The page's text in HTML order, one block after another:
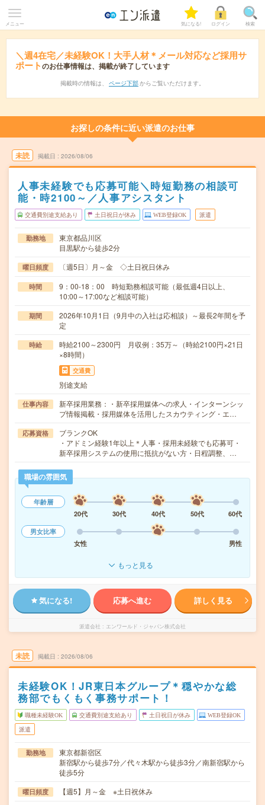
メニュー 気になる! ログイン 検索
＼週4在宅／未経験OK！大手人材＊メール対応など採用サ
ポートのお仕事情報は、掲載が終了しています
掲載時の情報は、 ページ下部 からご覧いただけます。
お探しの条件に近い派遣のお仕事
未読 掲載日 2026/08/06
人事未経験でも応募可能＼時短勤務の相談可
能・時2100～／人事アシスタント
交通費別途支給あり 土日祝日が休み WEB登録OK 派遣
勤務地
東京都品川区
目黒駅から徒歩2分
曜日頻度 〔週5日〕月～金 ◇土日祝日休み
時間
9：00-18：00 時短勤務相談可能（最低週4日以上、
10:00～17:00など相談可能）
期間
2026年10月1日（9月中の入社は応相談）～最長2年間を予
定
時給
時給2100～2300円 月収例：35万～（時給2100円×21日
×8時間）
交通費
別途支給
仕事内容
新卒採用業務：・新卒採用媒体への求人・インターンシッ
プ情報掲載・採用媒体を活用したスカウティング・エ…
応募資格
ブランクOK
・アドミン経験1年以上＊人事・採用未経験でも応募可・
新卒採用システムの使用に抵抗がない方・日程調整、…
職場の雰囲気
年齢層
20代
30代 40代 50代
60代
男女比率
女性
男性
もっと見る
気になる! 応募へ進む 詳しく見る
派遣会社 エンワールド・ジャパン株式会社
未読 掲載日 2026/08/06
未経験OK！JR東日本グループ＊穏やかな総
務部でもくもく事務サポート！
職種未経験OK 交通費別途支給あり 土日祝日が休み WEB登録OK
派遣
勤務地
東京都新宿区
新宿駅から徒歩7分／代々木駅から徒歩3分／南新宿駅から
徒歩5分
曜日頻度 【週5】月～金 ※土日祝休み